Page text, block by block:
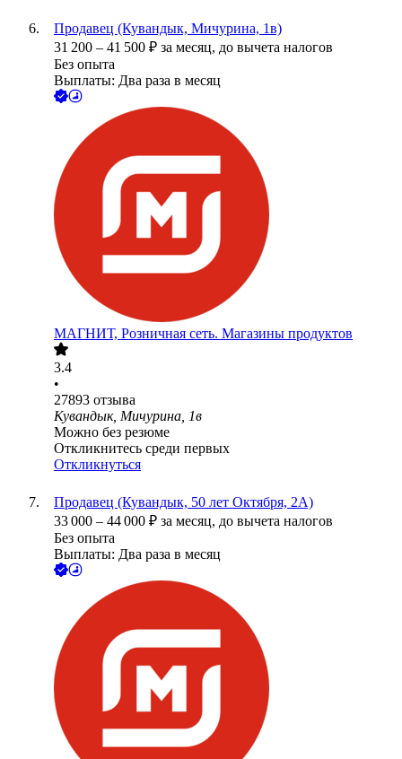
Продавец (Кувандык, Мичурина, 1в)
31 200 – 41 500 ₽ за месяц, до вычета налогов
Без опыта
Выплаты: Два раза в месяц
МАГНИТ, Розничная сеть. Магазины продуктов
3.4
•
27893 отзыва
Кувандык, Мичурина, 1в
Можно без резюме
Откликнитесь среди первых
Откликнуться
Продавец (Кувандык, 50 лет Октября, 2А)
33 000 – 44 000 ₽ за месяц, до вычета налогов
Без опыта
Выплаты: Два раза в месяц